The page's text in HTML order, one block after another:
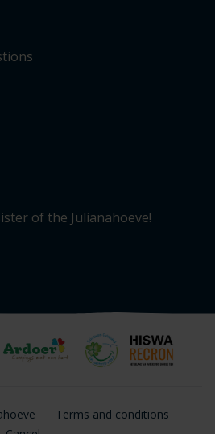
of the Julianahoeve!
Terms and conditions